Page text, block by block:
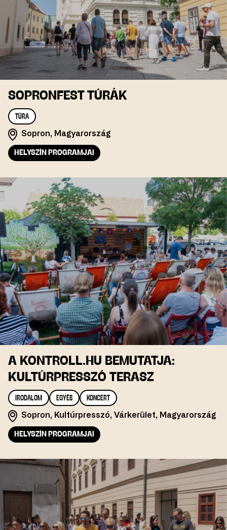
SOPRONFEST TÚRÁK
TÚRA
Sopron, Magyarország
HELYSZÍN PROGRAMJAI
A KONTROLL.HU BEMUTATJA:
KULTÚRPRESSZÓ TERASZ
IRODALOM EGYÉB KONCERT
Sopron, Kultúrpresszó, Várkerület, Magyarország
HELYSZÍN PROGRAMJAI